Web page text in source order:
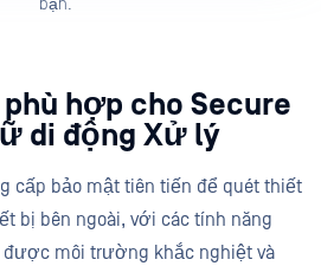
bạn.
hợp cho Secure
di động Xử lý
cấp bảo mật tiên tiến để quét thiết
bị bên ngoài, với các tính năng
môi trường khắc nghiệt và